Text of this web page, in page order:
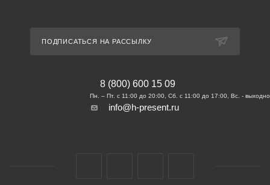
ПОДПИСАТЬСЯ НА РАССЫЛКУ
8 (800) 600 15 09
info@h-present.ru